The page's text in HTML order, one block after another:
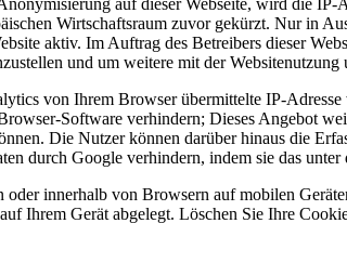
Wirtschaftsraum zuvor gekürzt. Nur in
aktiv. Im Auftrag des Betreibers dieser
und um weitere mit der
von Ihrem Browser übermittelte IP-
Software verhindern; Dieses Angebot
Die Nutzer können darüber hinaus die
durch Google verhindern, indem sie das
innerhalb von Browsern auf mobilen
Ihrem Gerät abgelegt. Löschen Sie Ihre